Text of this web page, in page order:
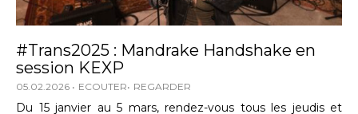
#Trans2025 : Mandrake Handshake en
session KEXP
05.02.2026 ECOUTER REGARDER
Du 15 janvier au 5 mars, rendez-vous tous les jeudis et